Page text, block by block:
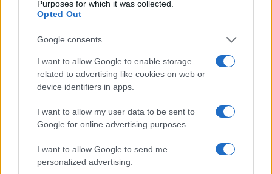
Purposes for which it was collected.
Opted Out
Google consents
I want to allow Google to enable storage
related to advertising like cookies on web or
device identifiers in apps.
I want to allow my user data to be sent to
Google for online advertising purposes.
I want to allow Google to send me
personalized advertising.
potrebbe ritenere sufficiente, l’aver fatto provare
al Senato il brivido di essere scampato per poco al
suicidio, con una ultima possibilità di poterlo
evitare; ma accompagnando quel brivido con un
generoso reclutamento di ministri e
sottosegretari, previo eventualmente un
allargamento dell’organico del Consiglio dei
Ministri, alimentato da posti e sottoposti agli